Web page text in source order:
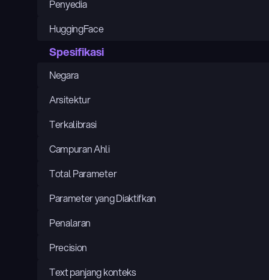
Penyedia
HuggingFace
Spesifikasi
Negara
Arsitektur
Terkalibrasi
Campuran Ahli
Total Parameter
Parameter yang Diaktifkan
Penalaran
Precision
Text panjang konteks